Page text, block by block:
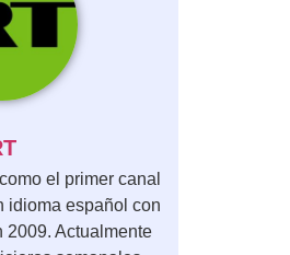
el primer canal
idioma español con
2009. Actualmente